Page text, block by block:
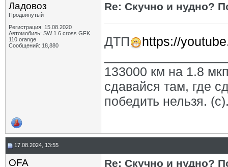
Ладовоз
Продвинутый
Регистрация: 15.08.2020
Автомобиль: SW 1.6 cross GFK
110 orange
Сообщений: 18,880
Re: Скучно и нудно?
ДТП
https://
133000 км на 1.8
сдавайся там, где
победить нельзя.
17.08.2024, 13:55
OFA Re: Скучно и нудно?